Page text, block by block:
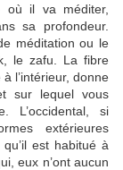
où il va méditer,
sa profondeur.
méditation ou le
le zafu. La fibre
l’intérieur, donne
sur lequel vous
L’occidental, si
extérieures
est habitué à
eux n’ont aucun